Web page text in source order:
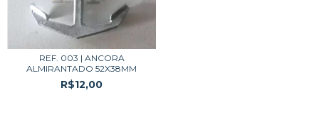
REF. 003 | ANCORA
ALMIRANTADO 52X38MM
R$12,00